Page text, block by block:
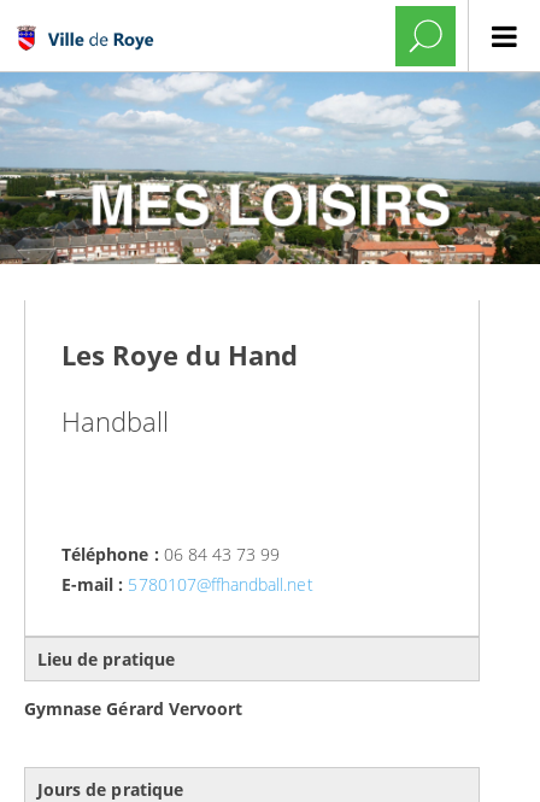
Les Roye du Hand
Handball
Téléphone : 06 84 43 73 99
E-mail : 5780107@ffhandball.net
Lieu de pratique
Gymnase Gérard Vervoort
Jours de pratique